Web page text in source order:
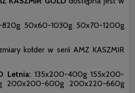
50x60-1030g 50x70-1200g
kołder w serii AMZ KASZMIR
Letnia: 135x200-400g 155x200-
200x200-600g 200x220-660g